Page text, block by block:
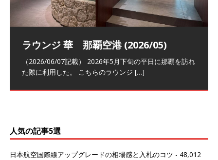
祝！日本航空・マリオットの戦略パー
トナーシップによるFOP無料付与とス
テイタスマッチ
ラウンジ 華 那覇空港 (2026/05)
（2026/06/07記載） 2026年5月下旬の平日に那覇を訪れ
た際に利用した。 こちらのラウンジ […]
The Coral Executive Lounge スワ
ンナプーム国際空港国内線ラウンジ
(2026/01)
日本航空 羽田空港国際線ファースト
クラスラウンジ (2026/01)
（2026/03/18記載） 2026年1月、毎年恒例の新年の羽田
バンコクエアウェイズ スワンナプー
ム国際空港国内線ラウンジ (2026/01)
（2026/03/13記載） 2026年1月上旬にバンコク経由でチ
人気の記事5選
日本航空国際線アップグレードの相場感と入札のコツ - 48,012